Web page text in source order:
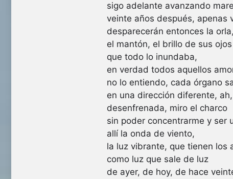
sigo adelante avanzando
veinte años después, apenas
desparecerán entonces la orla,
el mantón, el brillo de sus ojos
que todo lo inundaba,
en verdad todos aquellos
no lo entiendo, cada órgano
en una dirección diferente,
desenfrenada, miro el charco
sin poder concentrarme y ser
allí la onda de viento,
la luz vibrante, que tienen los
como luz que sale de luz
de ayer, de hoy, de hace